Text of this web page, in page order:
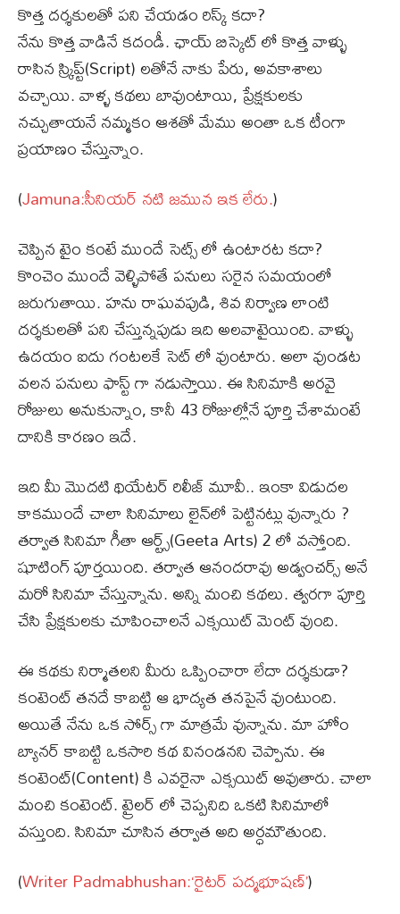
కొత్త దర్శకులతో పని చేయడం రిస్క్ కదా?
నేను కొత్త వాడినే కదండీ. ఛాయ్ బిస్కెట్ లో కొత్త వాళ్ళు
రాసిన స్క్రిప్ట్(Script) లతోనే నాకు పేరు, అవకాశాలు
వచ్చాయి. వాళ్ళ కథలు బావుంటాయి, ప్రేక్షకులకు
నచ్చుతాయనే నమ్మకం ఆశతో మేము అంతా ఒక టీంగా
ప్రయాణం చేస్తున్నాం.
(Jamuna:సీనియర్ నటి జమున ఇక లేరు.)
చెప్పిన టైం కంటే ముందే సెట్స్ లో ఉంటారట కదా?
కొంచెం ముందే వెళ్ళిపోతే పనులు సరైన సమయంలో
జరుగుతాయి. హను రాఘవపుడి, శివ నిర్వాణ లాంటి
దర్శకులతో పని చేస్తున్నపుడు ఇది అలవాటైయింది. వాళ్ళు
ఉదయం ఐదు గంటలకే సెట్ లో వుంటారు. అలా వుండట
వలన పనులు ఫాస్ట్ గా నడుస్తాయి. ఈ సినిమాకి అరవై
రోజులు అనుకున్నాం, కానీ 43 రోజుల్లోనే పూర్తి చేశామంటే
దానికి కారణం ఇదే.
ఇది మీ మొదటి థియేటర్ రిలీజ్ మూవీ.. ఇంకా విడుదల
కాకముందే చాలా సినిమాలు లైన్‌లో పెట్టినట్లు వున్నారు ?
తర్వాత సినిమా గీతా ఆర్ట్స్(Geeta Arts) 2 లో వస్తోంది.
షూటింగ్ పూర్తయింది. తర్వాత ఆనందరావు అడ్వంచర్స్ అనే
మరో సినిమా చేస్తున్నాను. అన్ని మంచి కథలు. త్వరగా పూర్తి
చేసి ప్రేక్షకులకు చూపించాలనే ఎక్సయిట్ మెంట్ వుంది.
ఈ కథకు నిర్మాతలని మీరు ఒప్పించారా లేదా దర్శకుడా?
కంటెంట్ తనదే కాబట్టి ఆ భాద్యత తనపైనే వుంటుంది.
అయితే నేను ఒక సోర్స్ గా మాత్రమే వున్నాను. మా హోం
బ్యానర్ కాబట్టి ఒకసారి కథ వినండనని చెప్పాను. ఈ
కంటెంట్(Content) కి ఎవరైనా ఎక్సయిట్ అవుతారు. చాలా
మంచి కంటెంట్. ట్రైలర్ లో చెప్పనిది ఒకటి సినిమాలో
వస్తుంది. సినిమా చూసిన తర్వాత అది అర్ధమౌతుంది.
(Writer Padmabhushan:‘రైటర్ పద్మభూషణ్‌’)